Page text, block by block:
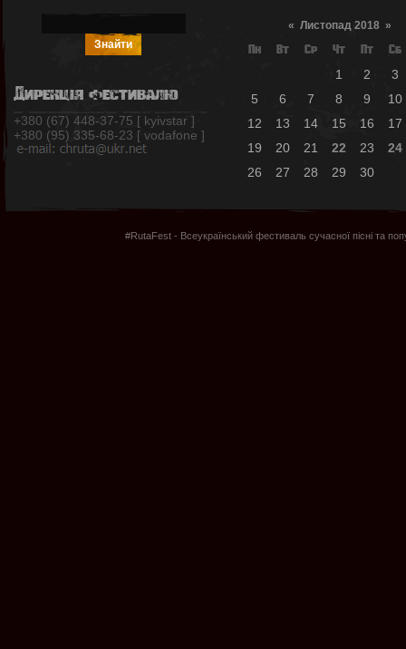
Дирекція фестивалю
+380 (67) 448-37-75 [ kyivstar ]
+380 (95) 335-68-23 [ vodafone ]
« Листопад 2018 »
Пн Вт Ср Чт Пт Сб
1 2
3
5
6 7 8 9
10
12
13 14 15 16
17
19
20 21 22 23
24
26
27 28 29 30
#RutaFest - Всеукраїнський фестиваль сучасної пісні та